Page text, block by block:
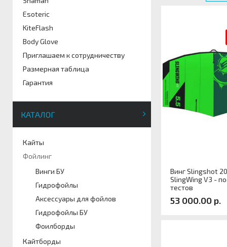
Esoteric
KiteFlash
Body Glove
Приглашаем к сотрудничеству
Размерная таблица
Гарантия
КАТАЛОГ
Кайты
Фойлинг
Винги БУ
Гидрофойлы
Аксессуары для фойлов
Гидрофойлы БУ
Фоилборды
Кайтборды
Винг Slingshot
SlingWing V3 -
тестов
53 000.00 р.